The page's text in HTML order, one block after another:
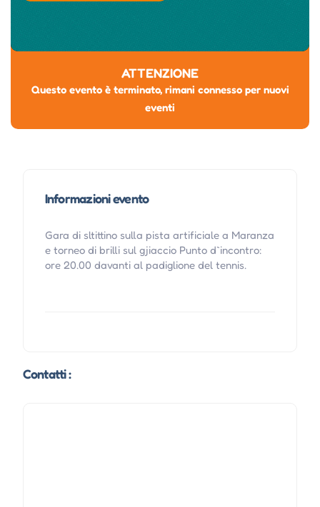
ATTENZIONE
Questo evento è terminato, rimani connesso per nuovi
eventi
Informazioni evento
Gara di sltittino sulla pista artificiale a Maranza
e torneo di brilli sul gjiaccio Punto d`incontro:
ore 20.00 davanti al padiglione del tennis.
Contatti :